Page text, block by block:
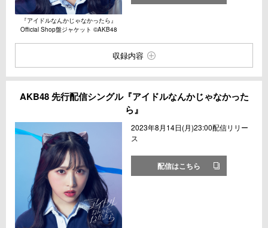
『アイドルなんかじゃなかったら』
Official Shop盤ジャケット ©︎AKB48
収録内容
AKB48 先行配信シングル『アイドルなんかじゃなかった
ら』
2023年8月14日(月)23:00配信リリー
ス
配信はこちら